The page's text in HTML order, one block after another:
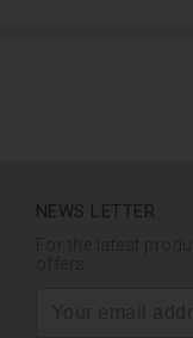
NEWS LETTER